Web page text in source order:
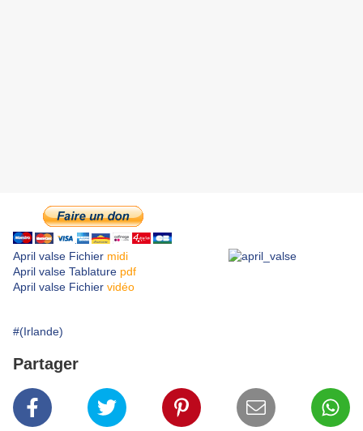
April valse Fichier midi
April valse Tablature pdf
April valse Fichier vidéo
#(Irlande)
Partager